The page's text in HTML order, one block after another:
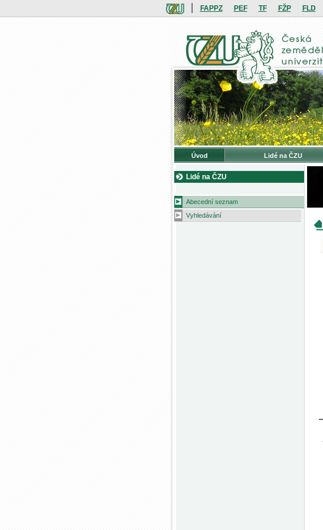
FAPPZ PEF TF FŽP FLD
Úvod Lidé na ČZU
Lidé na ČZU
Abecední seznam
Vyhledávání